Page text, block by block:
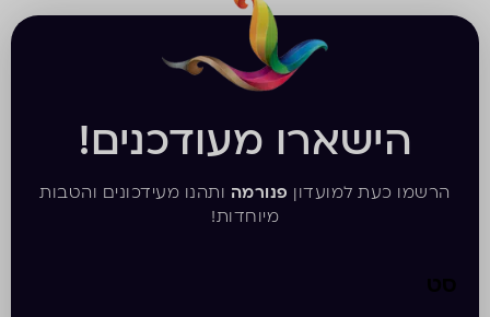
הישארו מעודכנים!
הרשמו כעת למועדון פנורמה ותהנו מעידכונים והטבות
מיוחדות!
סט